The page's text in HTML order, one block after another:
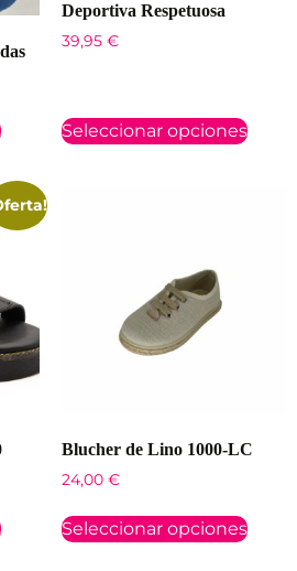
Deportiva Respetuosa
39,95 €
Seleccionar opciones
Blucher de Lino 1000-LC
24,00 €
Seleccionar opciones